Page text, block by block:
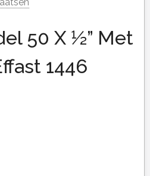
50 X ½” Met
1446